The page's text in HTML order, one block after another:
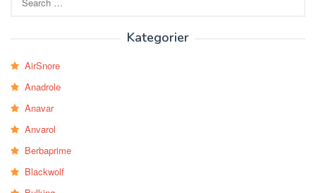
for:
Kategorier
AirSnore
Anadrole
Anavar
Anvarol
Berbaprime
Blackwolf